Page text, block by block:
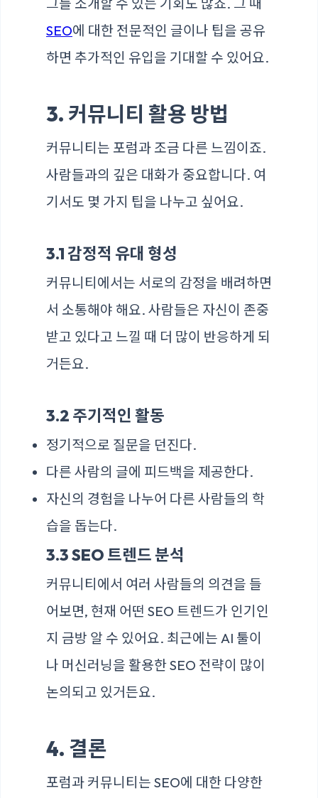
SEO에 대한 전문적인 글이나 팁을 공유
하면 추가적인 유입을 기대할 수 있어요.
3. 커뮤니티 활용 방법
커뮤니티는 포럼과 조금 다른 느낌이죠.
사람들과의 깊은 대화가 중요합니다. 여
기서도 몇 가지 팁을 나누고 싶어요.
3.1 감정적 유대 형성
커뮤니티에서는 서로의 감정을 배려하면
서 소통해야 해요. 사람들은 자신이 존중
받고 있다고 느낄 때 더 많이 반응하게 되
거든요.
3.2 주기적인 활동
정기적으로 질문을 던진다.
다른 사람의 글에 피드백을 제공한다.
자신의 경험을 나누어 다른 사람들의 학
습을 돕는다.
3.3 SEO 트렌드 분석
커뮤니티에서 여러 사람들의 의견을 들
어보면, 현재 어떤 SEO 트렌드가 인기인
지 금방 알 수 있어요. 최근에는 AI 툴이
나 머신러닝을 활용한 SEO 전략이 많이
논의되고 있거든요.
4. 결론
포럼과 커뮤니티는 SEO에 대한 다양한